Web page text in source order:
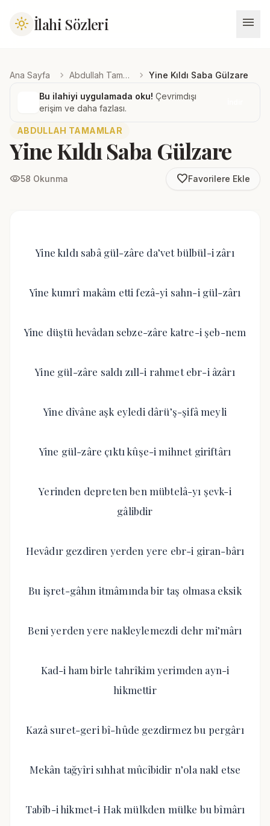
light_mode İlahi Sözleri menu
Ana Sayfa chevron_right Abdullah Tamamlar chevron_right Yine Kıldı Saba Gülzare
Bu ilahiyi uygulamada oku! Çevrimdışı
erişim ve daha fazlası.
ABDULLAH TAMAMLAR
Yine Kıldı Saba Gülzare
visibility58 Okunma favorite_borderFavorilere Ekle
Yine kıldı sabâ gül-zâre da’vet bülbül-i zârı
Yine kumrî makâm etti fezâ-yi sahn-i gül-zârı
Yine düştü hevâdan sebze-zâre katre-i şeb-nem
Yine gül-zâre saldı zıll-i rahmet ebr-i âzârı
Yine dîvâne aşk eyledi dârü’ş-şifâ meyli
Yine gül-zâre çıktı kûşe-i mihnet giriftârı
Yerinden depreten ben mübtelâ-yı şevk-i
gâlibdir
Hevâdır gezdiren yerden yere ebr-i giran-bârı
Bu işret-gâhın itmâmında bir taş olmasa eksik
Beni yerden yere nakleylemezdi dehr mi’mârı
Kad-i ham birle tahrîkim yerimden ayn-i
hikmettir
Kazâ suret-geri bî-hûde gezdirmez bu pergârı
Mekân tağyîri sıhhat mûcîbidir n’ola nakl etse
Tabîb-i hikmet-i Hak mülkden mülke bu bîmârı